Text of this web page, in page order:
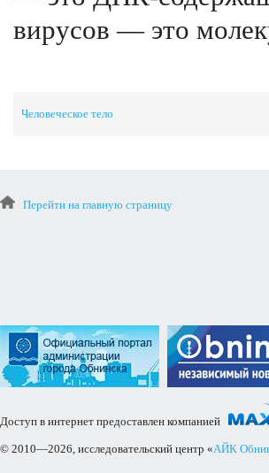
вирусов — это
Человеческое тело
Перейти на главную страницу
Доступ в интернет предоставлен компанией
© 2010—2026, исследовательский центр «АЙК